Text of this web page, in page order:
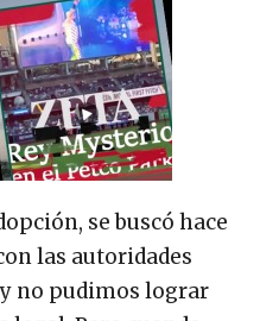
se buscó hace
las autoridades
no pudimos lograr